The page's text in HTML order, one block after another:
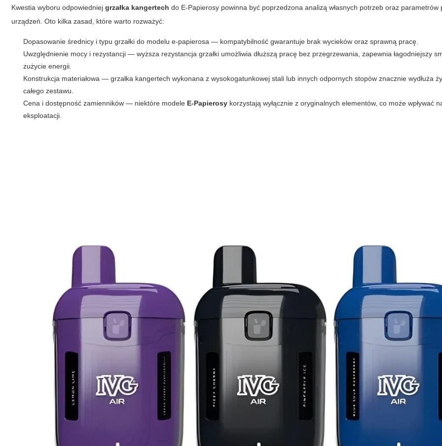
Kwestia wyboru odpowiedniejgrzałka kangertech do E-Papierosy powinna być poprzedzona analizą własnych potrzeb oraz parametrów
urządzeń. Oto kilka zasad, które warto rozważyć:
Dopasowanie średnicy i typu grzałki do modelu e-papierosa — kompatybilność gwarantuje brak wycieków oraz sprawną pracę.
Uwzględnienie mocy i rezystancji — wyższa rezystancja grzałki umożliwia dłuższą pracę bez przegrzewania, zapewnia łagodniejszy
zużycie energii.
Konstrukcja materiałowa — grzałka kangertech wykonana z wysokogatunkowej stali lub innych odpornych stopów znacznie wydłuża
całego zestawu.
Cena i dostępność zamienników — niektóre modele E-Papierosy korzystają wyłącznie z oryginalnych elementów, co może wpływać
eksploatacji.